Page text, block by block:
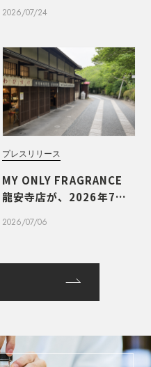
2026/07/24
プレスリリース
MY ONLY FRAGRANCE
龍安寺店が、2026年7月1
します
2026/07/06